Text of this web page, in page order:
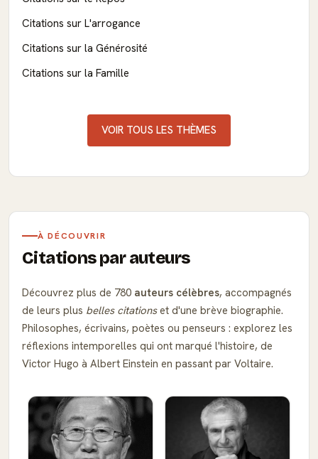
Citations sur L'arrogance
Citations sur la Générosité
Citations sur la Famille
VOIR TOUS LES THÈMES
À DÉCOUVRIR
Citations par auteurs
Découvrez plus de 780 auteurs célèbres, accompagnés
de leurs plus belles citationset d'une brève biographie.
Philosophes, écrivains, poètes ou penseurs : explorez les
réflexions intemporelles qui ont marqué l'histoire, de
Victor Hugo à Albert Einstein en passant par Voltaire.